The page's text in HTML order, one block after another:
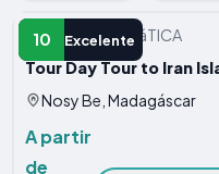
10 Excelente
ATIVIDADE AQUáTICA
Tour Day Tour to Iran
Nosy Be, Madagáscar
A partir
de